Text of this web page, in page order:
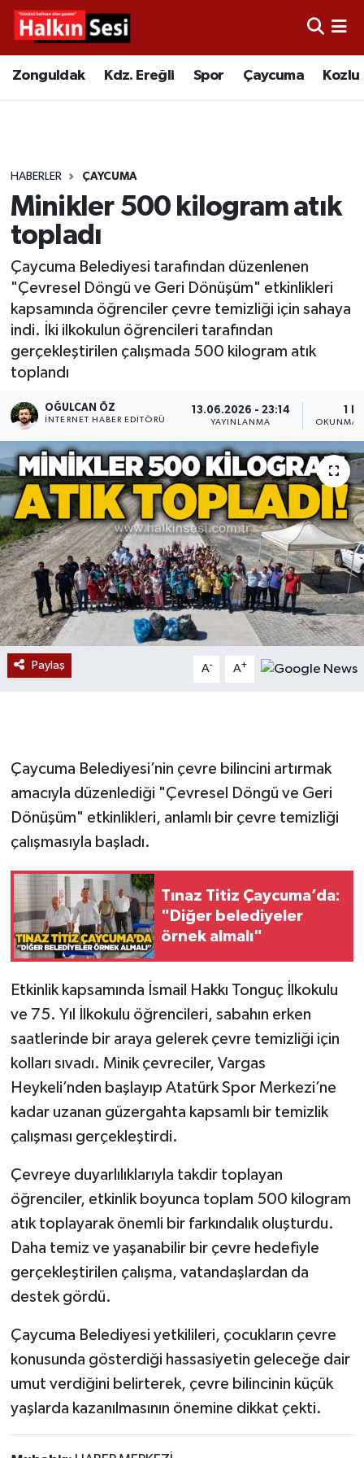
Zonguldak Kdz. Ereğli Spor Çaycuma Kozlu
HABERLER ÇAYCUMA
Minikler 500 kilogram atık
topladı
Çaycuma Belediyesi tarafından düzenlenen
"Çevresel Döngü ve Geri Dönüşüm" etkinlikleri
kapsamında öğrenciler çevre temizliği için sahaya
indi. İki ilkokulun öğrencileri tarafından
gerçekleştirilen çalışmada 500 kilogram atık
toplandı
OĞULCAN ÖZ
İNTERNET HABER EDITÖRÜ
13.06.2026 - 23:14
YAYINLANMA
1
OKUNMA
Paylaş A- A+
Çaycuma Belediyesi’nin çevre bilincini artırmak
amacıyla düzenlediği "Çevresel Döngü ve Geri
Dönüşüm" etkinlikleri, anlamlı bir çevre temizliği
çalışmasıyla başladı.
Tınaz Titiz Çaycuma’da:
"Diğer belediyeler
örnek almalı"
Etkinlik kapsamında İsmail Hakkı Tonguç İlkokulu
ve 75. Yıl İlkokulu öğrencileri, sabahın erken
saatlerinde bir araya gelerek çevre temizliği için
kolları sıvadı. Minik çevreciler, Vargas
Heykeli’nden başlayıp Atatürk Spor Merkezi’ne
kadar uzanan güzergahta kapsamlı bir temizlik
çalışması gerçekleştirdi.
Çevreye duyarlılıklarıyla takdir toplayan
öğrenciler, etkinlik boyunca toplam 500 kilogram
atık toplayarak önemli bir farkındalık oluşturdu.
Daha temiz ve yaşanabilir bir çevre hedefiyle
gerçekleştirilen çalışma, vatandaşlardan da
destek gördü.
Çaycuma Belediyesi yetkilileri, çocukların çevre
konusunda gösterdiği hassasiyetin geleceğe dair
umut verdiğini belirterek, çevre bilincinin küçük
yaşlarda kazanılmasının önemine dikkat çekti.
Video
Çaycuma
Alaplı
Asayiş
Bartın
Karabük
ÇEVRE
BİLİM VE TEKNOLOJİ
DUNYA
Düzce
Eğitim
Gökçebey
GÜNDEM
İş ilanı
Kilimli
Kültür - Sanat
Politika
Resmi İlan
Sağlık
SİYASET
Spor
Ulusal
Yaşam
Merkez Hava Durumu
Süper Lig Puan Durumu ve Fikstür
Tüm Manşetler
Son Dakika Haberleri
Haber Arşivi